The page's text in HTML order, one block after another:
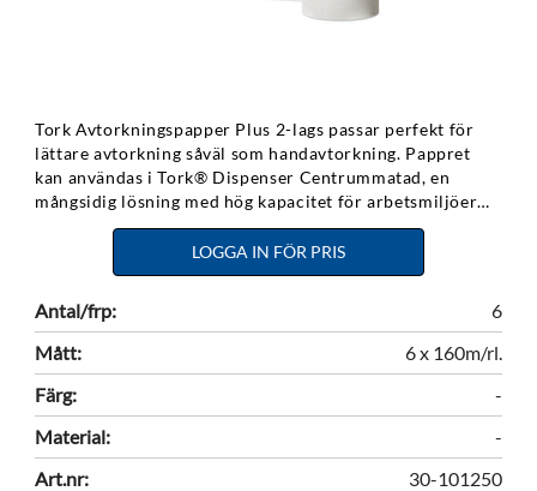
Tork Avtorkningspapper Plus 2-lags passar perfekt för
lättare avtorkning såväl som handavtorkning. Pappret
kan användas i Tork® Dispenser Centrummatad, en
mångsidig lösning med hög kapacitet för arbetsmiljöer
där både hand- och ytavtorkning krävs.
Livsmedelsgodkänd. Miljömärkt med EU Ecolabel.
LOGGA IN FÖR PRIS
Antal/frp:
6
Mått:
6 x 160m/rl.
Färg:
-
Material:
-
Art.nr:
30-101250